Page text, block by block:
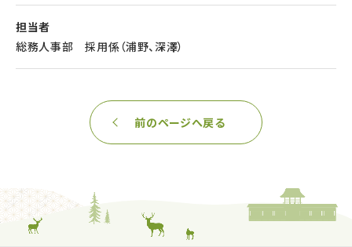
担当者
総務人事部 採用係（浦野、深澤）
前のページへ戻る